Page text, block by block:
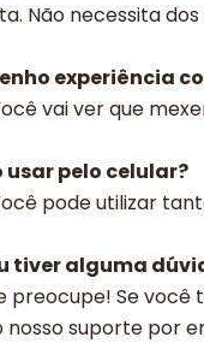
Não necessita
experiência
vai ver que
usar pelo celular?
pode utilizar
tiver alguma
preocupe! Se
nosso suporte por